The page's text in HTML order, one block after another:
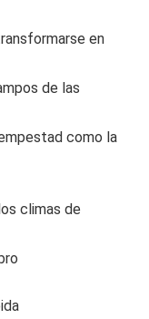
en
de las
como la
climas de